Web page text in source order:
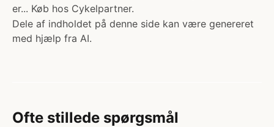
er... Køb hos Cykelpartner.
Dele af indholdet på denne side kan være genereret
med hjælp fra AI.
Ofte stillede spørgsmål